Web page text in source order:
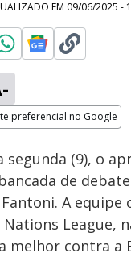
EM 09/06/2025 -
preferencial no Google
segunda (9), o
de
A equipe
League,
melhor contra a